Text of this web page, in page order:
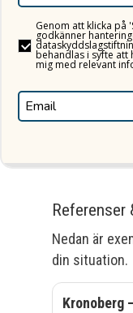
Genom att klicka på
godkänner
behandlas i syfte att
mig med relevant
Referenser
Nedan är
din situation.
Kronoberg